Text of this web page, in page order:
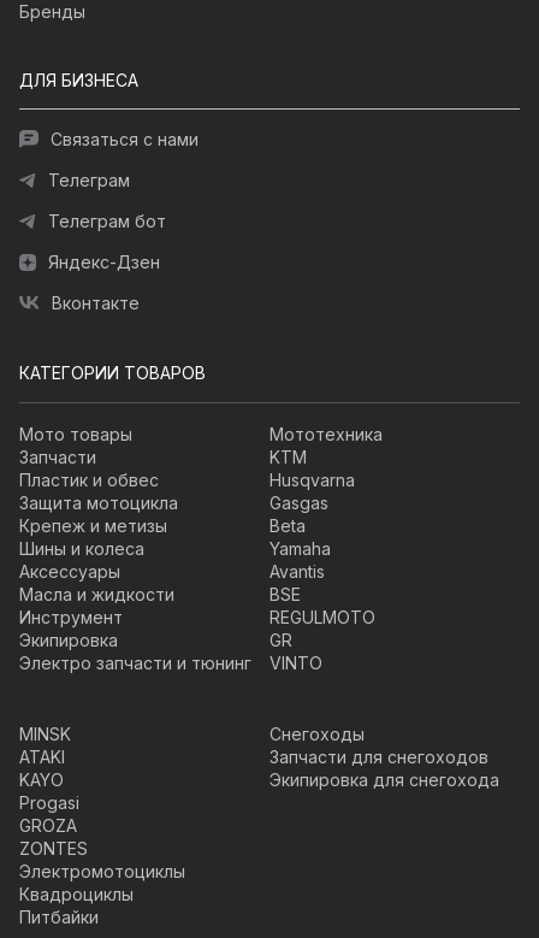
Бренды
ДЛЯ БИЗНЕСА
Связаться с нами
Телеграм
Телеграм бот
Яндекс-Дзен
Вконтакте
КАТЕГОРИИ ТОВАРОВ
Мото товары
Запчасти
Пластик и обвес
Защита мотоцикла
Крепеж и метизы
Шины и колеса
Аксессуары
Масла и жидкости
Инструмент
Экипировка
Электро запчасти и тюнинг
Мототехника
KTM
Husqvarna
Gasgas
Beta
Yamaha
Avantis
BSE
REGULMOTO
GR
VINTO
MINSK
ATAKI
KAYO
Progasi
GROZA
ZONTES
Электромотоциклы
Квадроциклы
Питбайки
Снегоходы
Запчасти для снегоходов
Экипировка для снегохода